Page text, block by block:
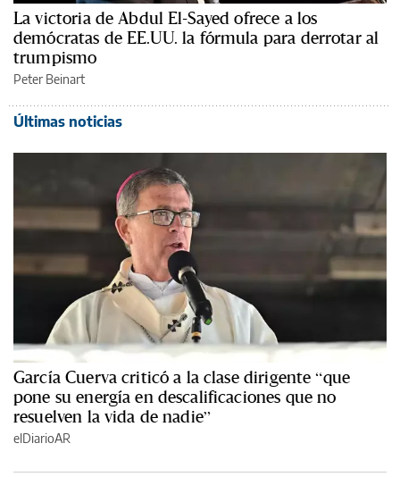
La victoria de Abdul El-Sayed ofrece a los
demócratas de EE.UU. la fórmula para derrotar al
trumpismo
Peter Beinart
Últimas noticias
García Cuerva criticó a la clase dirigente “que
pone su energía en descalificaciones que no
resuelven la vida de nadie”
elDiarioAR